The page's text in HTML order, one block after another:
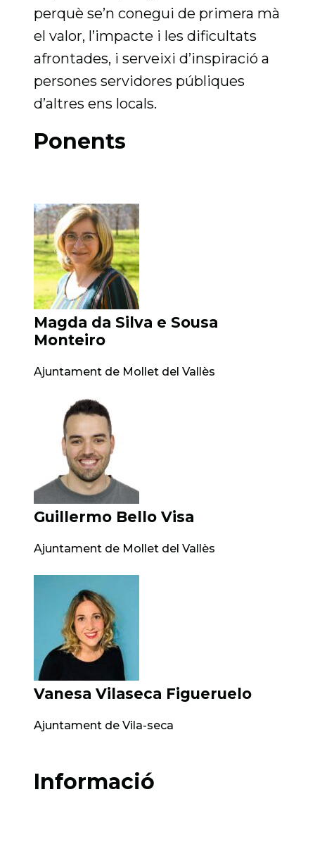
perquè se’n conegui de primera mà
el valor, l’impacte i les dificultats
afrontades, i serveixi d’inspiració a
persones servidores públiques
d’altres ens locals.
Ponents
Magda da Silva e Sousa
Monteiro
Ajuntament de Mollet del Vallès
Guillermo Bello Visa
Ajuntament de Mollet del Vallès
Vanesa Vilaseca Figueruelo
Ajuntament de Vila-seca
Informació